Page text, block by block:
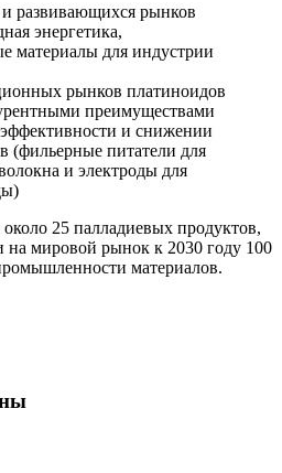
развивающихся рынков
энергетика,
материалы для индустрии
рынков платиноидов
преимуществами
и снижении
(фильерные питатели для
и электроды для
25 палладиевых продуктов,
на мировой рынок к 2030 году 100
материалов.